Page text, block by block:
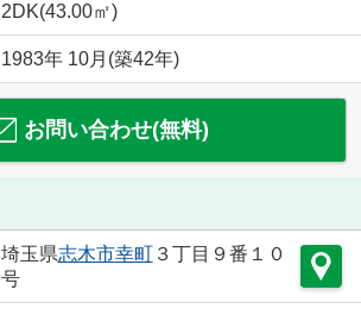
2DK(43.00㎡)
1983年 10月(築42年)
お問い合わせ(無料)
埼玉県志木市幸町３丁目９番１０
号